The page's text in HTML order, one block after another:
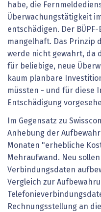
habe, die
Überwachungstätigkeit
entschädigen. Der
mangelhaft. Das Prinzip
werde nicht gewahrt, da
für beliebige, neue
kaum planbare
müssten - und für diese
Entschädigung
Im Gegensatz zu
Anhebung der
Monaten "erhebliche
Mehraufwand. Neu
Verbindungsdaten
Vergleich zur
Rechnungsstellung an